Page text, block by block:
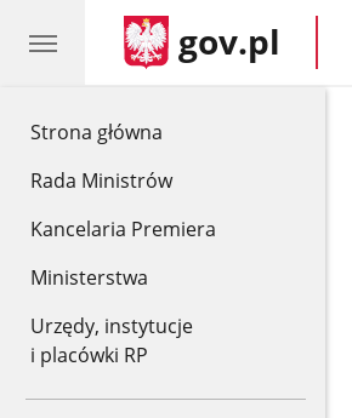
Strona główna
Rada Ministrów
Kancelaria Premiera
Ministerstwa
Urzędy, instytucje
i placówki RP
gov.pl